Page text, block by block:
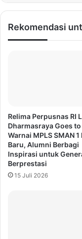
Rekomendasi
Relima Perpusnas RI
Dharmasraya Goes
Warnai MPLS SMAN 1
Baru, Alumni Berbagi
Inspirasi untuk
Berprestasi
15 Juli 2026